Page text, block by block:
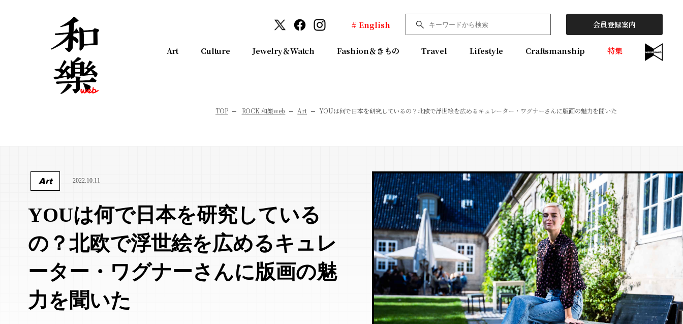
# English 会員登録案内
Art Culture Jewelry＆Watch Fashion＆きもの Travel Lifestyle Craftsmanship 特集
TOP ROCK 和樂web Art YOUは何で日本を研究しているの？北欧で浮世絵を広めるキュレーター・ワグナーさんに版画の魅力を聞いた
Art 2022.10.11
YOUは何で日本を研究している
の？北欧で浮世絵を広めるキュレ
ーター・ワグナーさんに版画の魅
力を聞いた